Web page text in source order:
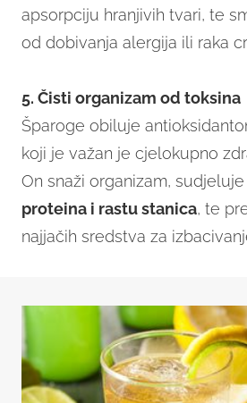
apsorpciju hranjivih tvari, te
od dobivanja alergija ili raka
5. Čisti organizam od toksina
Šparoge obiluje
koji je važan je cjelokupno
On snaži organizam, sudjeluje
proteina i rastu stanica, te
najjačih sredstva za